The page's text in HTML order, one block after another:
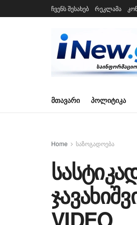
ჩვენს შესახებ რეკლამა
ᲛᲗᲐᲕᲐᲠᲘ ᲞᲝᲚᲘᲢᲘᲙᲐ
Home საზოგადოება